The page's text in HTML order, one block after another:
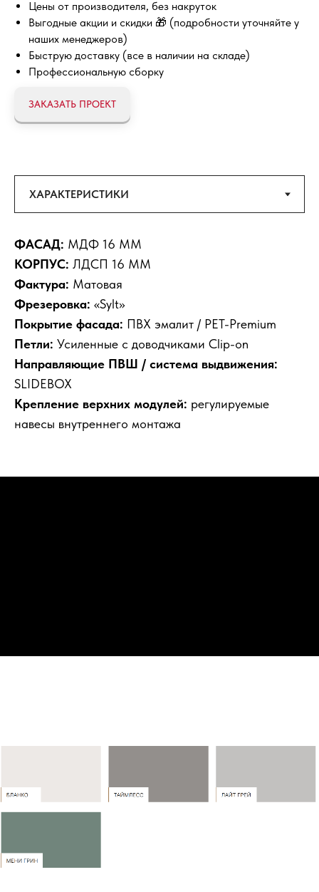
Цены от производителя, без накруток
Выгодные акции и скидки 🎁 (подробности уточняйте у
наших менеджеров)
Быструю доставку (все в наличии на складе)
Профессиональную сборку
ЗАКАЗАТЬ ПРОЕКТ
ФАСАД: МДФ 16 ММ
КОРПУС: ЛДСП 16 ММ
Фактура: Матовая
Фрезеровка: «Sylt»
Покрытие фасада: ПВХ эмалит / PET-Premium
Петли: Усиленные с доводчиками Clip-on
Направляющие ПВШ / система выдвижения:
SLIDEBOX
Крепление верхних модулей: регулируемые
навесы внутреннего монтажа